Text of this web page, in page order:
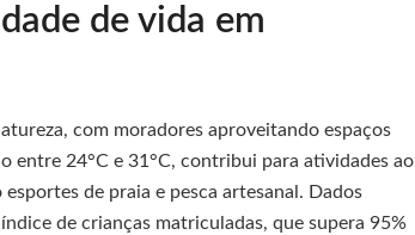
de vida em
com moradores aproveitando espaços
entre 24°C e 31°C, contribui para atividades ao
de praia e pesca artesanal. Dados
de crianças matriculadas, que supera 95%